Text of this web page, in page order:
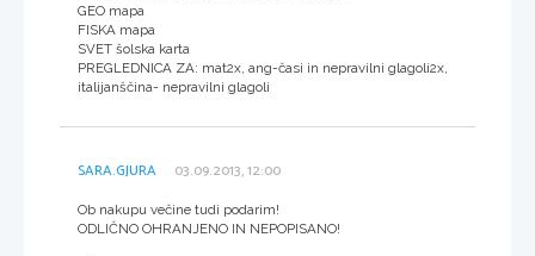
GEO mapa
FISKA mapa
SVET šolska karta
PREGLEDNICA ZA: mat2x, ang-časi in nepravilni glagoli2x,
italijanščina- nepravilni glagoli
SARA.GJURA 03.09.2013, 12:00
Ob nakupu večine tudi podarim!
ODLIČNO OHRANJENO IN NEPOPISANO!